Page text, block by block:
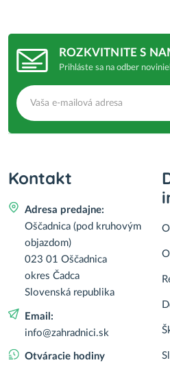
ROZKVITNITE S
Prihláste sa na odber
Kontakt
Adresa predajne:
Oščadnica (pod kruhovým
objazdom)
023 01 Oščadnica
okres Čadca
Slovenská republika
Email:
info@zahradnici.sk
Otváracie hodiny